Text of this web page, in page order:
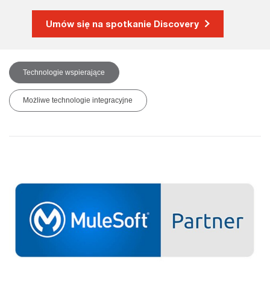
Umów się na spotkanie Discovery
Technologie wspierające
Możliwe technologie integracyjne